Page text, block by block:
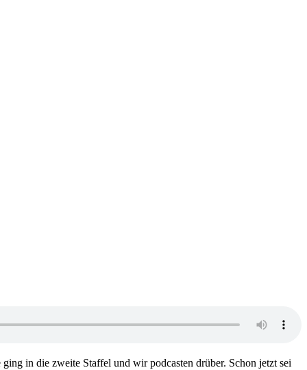
in die zweite Staffel und wir podcasten drüber. Schon jetzt sei